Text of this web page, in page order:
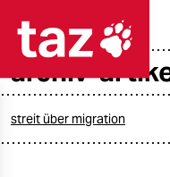
archiv-
streit über migration